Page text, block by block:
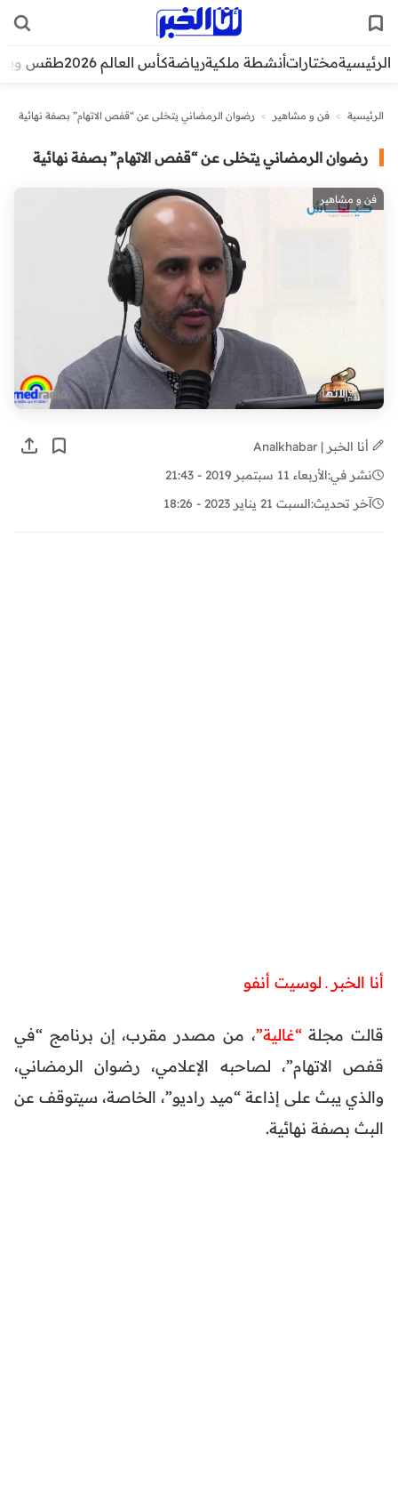
الرئيسيةمختاراتأنشطة ملكيةرياضةكأس العالم 2026 طقس
الرئيسية > فن و مشاهير > رضوان الرمضاني يتخلى عن “قفص الاتهام” بصفة نهائية
رضوان الرمضاني يتخلى عن “قفص الاتهام” بصفة نهائية
فن و مشاهير
أنا الخبر | Analkhabar
نشر في:الأربعاء 11 سبتمبر 2019 - 21:43
آخر تحديث:السبت 21 يناير 2023 - 18:26
أنا الخبر ـ لوسيت أنفو
قالت مجلة“غالية”، من مصدر مقرب، إن برنامج “في
قفص الاتهام”، لصاحبه الإعلامي، رضوان الرمضاني،
والذي يبث على إذاعة “ميد راديو”، الخاصة، سيتوقف عن
البث بصفة نهائية.